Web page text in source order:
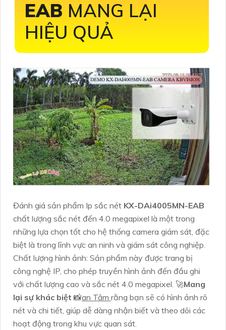
EAB MANG LẠI
HIỆU QUẢ
Đánh giá sản phẩm Ip sắc nét KX-DAi4005MN-EAB
chất lượng sắc nét đến 4.0 megapixel là một trong
những lựa chọn tốt cho hệ thống camera giám sát, đặc
biệt là trong lĩnh vực an ninh và giám sát công nghiệp.
Chất lượng hình ảnh: Sản phẩm này được trang bị
công nghệ IP, cho phép truyền hình ảnh đến đầu ghi
với chất lượng cao và sắc nét 4.0 megapixel. 🚀Mang
lại sự khác biệt 📸an Tâm rằng bạn sẽ có hình ảnh rõ
nét và chi tiết, giúp dễ dàng nhận biết và theo dõi các
hoạt động trong khu vực quan sát.